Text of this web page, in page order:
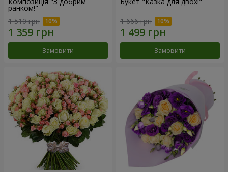
ранком!"
1 510 грн
Замовити
1 666 грн
Замовити